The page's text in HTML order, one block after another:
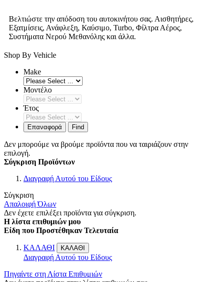
Βελτιώστε την απόδοση του αυτοκινήτου σας. Αισθητήρες,
Εξατμίσεις, Ανάφλεξη, Καύσιμο, Turbo, Φίλτρα Αέρος,
Συστήματα Νερού Μεθανόλης και άλλα.
Shop By Vehicle
Make
Μοντέλο
Έτος
Επαναφορά Find
Δεν μπορούμε να βρούμε προϊόντα που να ταιριάζουν στην
επιλογή.
Σύγκριση Προϊόντων
Διαγραφή Αυτού του Είδους
Σύγκριση
Απαλοιφή Όλων
Δεν έχετε επιλέξει προϊόντα για σύγκριση.
Η λίστα επιθυμιών μου
Είδη που Προστέθηκαν Τελευταία
ΚΑΛΑΘΙ ΚΑΛΑΘΙ
Διαγραφή Αυτού του Είδους
Πηγαίντε στη Λίστα Επιθυμιών